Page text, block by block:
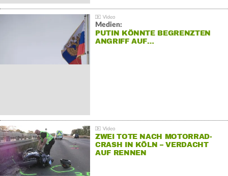
Medien:
PUTIN KÖNNTE BEGRENZTEN
ANGRIFF AUF…
ZWEI TOTE NACH MOTORRAD-
CRASH IN KÖLN – VERDACHT
AUF RENNEN